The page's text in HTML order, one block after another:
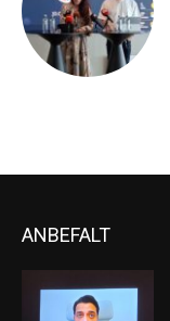
ANBEFALT